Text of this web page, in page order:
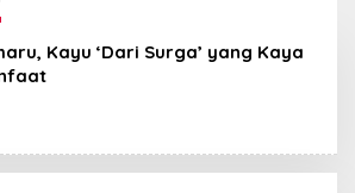
Kayu ‘Dari Surga’ yang Kaya